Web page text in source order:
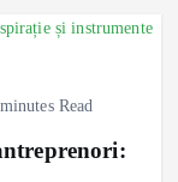
Read